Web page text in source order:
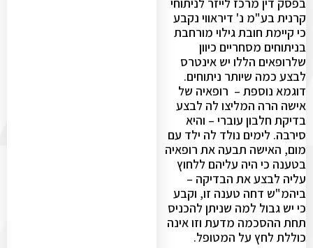
קרנית בע"מ נ' דיראווי נקבע
כי קיימת חובת גילוי מורחבת
בניתוחים מסחריים כיוון
שלרופאים הללו יש אינטרס
לבצע כמה שיותר ניתוחים.
דוגמא נוספת – רופאיה של
אישה הרה המליצו לה לבצע
בדיקת חלבון עוברי – והיא
סירבה. לימים נולד לה ילד עם
מום, האישה תבעה את רופאיה
בטענה כי היה עליהם ללחוץ
עליה לבצע את הבדיקה –
ביהמ"ש דחה טענה זו, וקבע
כי יש גבול למה שניתן להכניס
תחת ההסכמה מדעת וזו אינה
כוללת לחץ על המטופל.